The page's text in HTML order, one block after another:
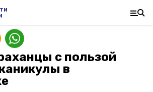
с пользой
в